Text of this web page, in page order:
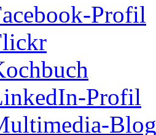
Profil
Profil
Blog